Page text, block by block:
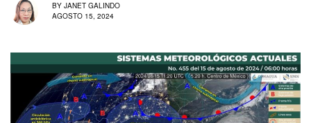
BY JANET GALINDO
AGOSTO 15, 2024